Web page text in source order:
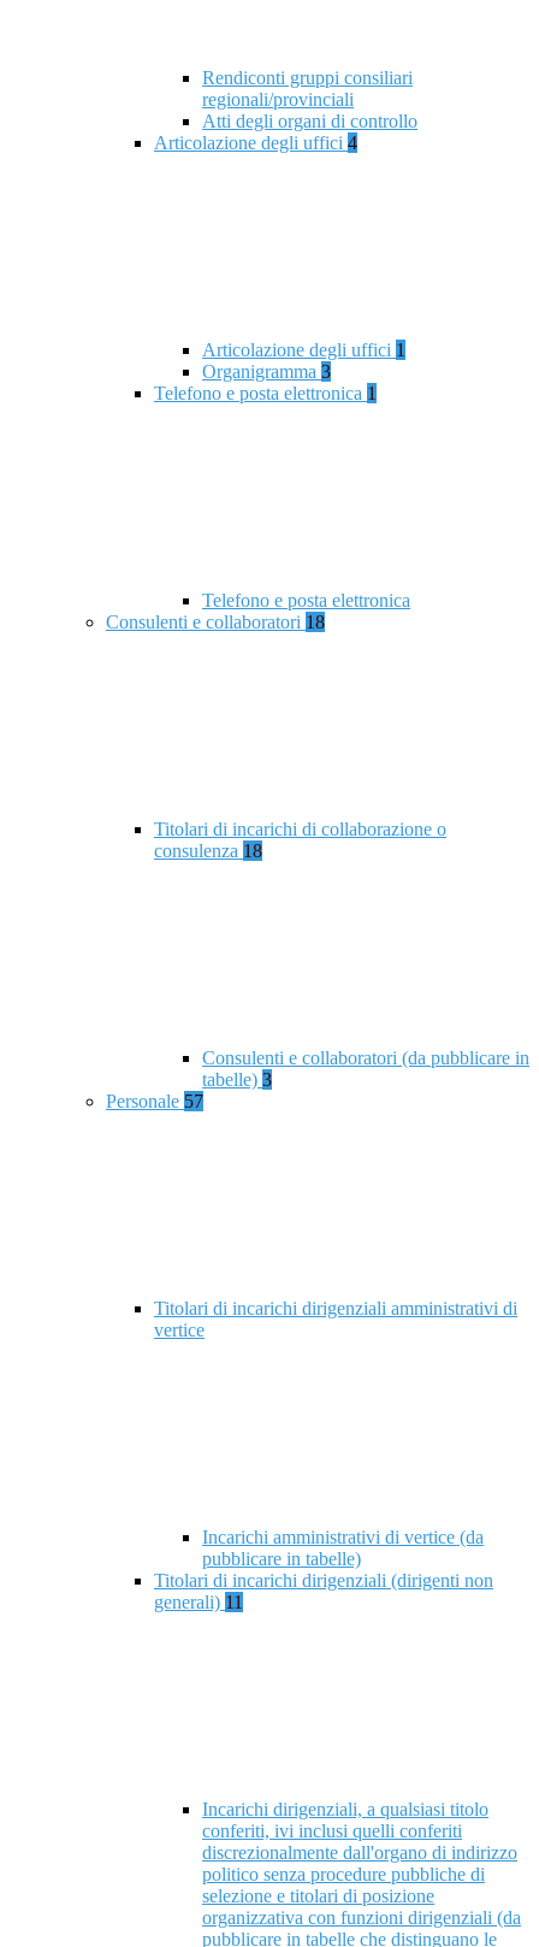
Rendiconti gruppi consiliari
regionali/provinciali
Atti degli organi di controllo
Articolazione degli uffici 4
Articolazione degli uffici 1
Organigramma 3
Telefono e posta elettronica 1
Telefono e posta elettronica
Consulenti e collaboratori 18
Titolari di incarichi di collaborazione o
consulenza 18
Consulenti e collaboratori (da pubblicare in
tabelle) 3
Personale 57
Titolari di incarichi dirigenziali amministrativi di
vertice
Incarichi amministrativi di vertice (da
pubblicare in tabelle)
Titolari di incarichi dirigenziali (dirigenti non
generali) 11
Incarichi dirigenziali, a qualsiasi titolo
conferiti, ivi inclusi quelli conferiti
discrezionalmente dall'organo di indirizzo
politico senza procedure pubbliche di
selezione e titolari di posizione
organizzativa con funzioni dirigenziali (da
pubblicare in tabelle che distinguano le